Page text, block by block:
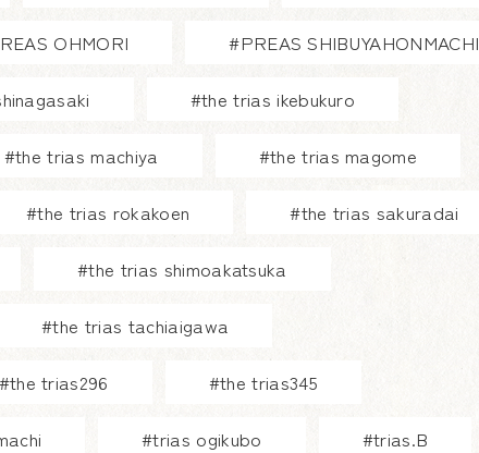
OHMORI #PREAS SHIBUYAHONMACHI
#the trias ikebukuro
#the trias machiya #the trias magome
#the trias rokakoen #the trias sakuradai
#the trias shimoakatsuka
#the trias tachiaigawa
#the trias296 #the trias345
#trias ogikubo #trias.B